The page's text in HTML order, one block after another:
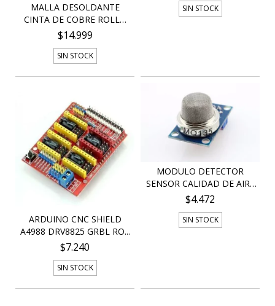
MALLA DESOLDANTE
CINTA DE COBRE ROLLO
3,...
$14.999
SIN STOCK
SIN STOCK
ARDUINO CNC SHIELD
A4988 DRV8825 GRBL RO...
$7.240
SIN STOCK
MODULO DETECTOR
SENSOR CALIDAD DE AIRE
M...
$4.472
SIN STOCK